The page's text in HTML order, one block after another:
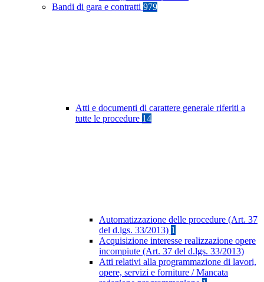
Bandi di gara e contratti 979
Atti e documenti di carattere generale riferiti a
tutte le procedure 14
Automatizzazione delle procedure (Art. 37
del d.lgs. 33/2013) 1
Acquisizione interesse realizzazione opere
incompiute (Art. 37 del d.lgs. 33/2013)
Atti relativi alla programmazione di lavori,
opere, servizi e forniture / Mancata